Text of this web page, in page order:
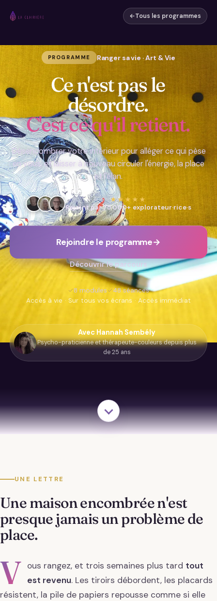
←Tous les programmes
PROGRAMME Ranger sa vie · Art & Vie
Ce n'est pas le
désordre.
C'est ce qu'il retient.
Désencombrer votre intérieur pour alléger ce qui pèse
en vous, et laisser à nouveau circuler l'énergie, la place
et l'élan.
★★★★★
Rejoint par 75 000+ explorateur·rice·s
Rejoindre le programme→
Découvrir le parcours
✓8 modules✓48 séances
Accès à vie · Sur tous vos écrans · Accès immédiat
Avec Hannah Sembély
Psycho-praticienne et thérapeute-couleurs depuis plus
de 25 ans
UNE LETTRE
Une maison encombrée n'est
presque jamais un problème de
place.
V ous rangez, et trois semaines plus tard tout
est revenu. Les tiroirs débordent, les placards
résistent, la pile de papiers repousse comme si elle